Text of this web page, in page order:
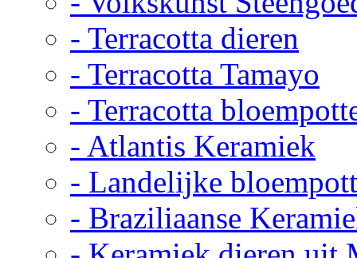
- Terracotta dieren
- Terracotta Tamayo
- Terracotta
- Atlantis Keramiek
- Landelijke
- Braziliaanse